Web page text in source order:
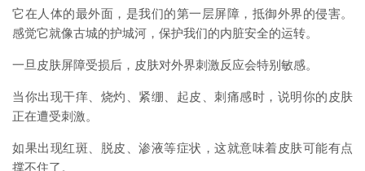
它在人体的最外面，是我们的第一层屏障，抵御外界的侵害。
感觉它就像古城的护城河，保护我们的内脏安全的运转。
一旦皮肤屏障受损后，皮肤对外界刺激反应会特别敏感。
当你出现干痒、烧灼、紧绷、起皮、刺痛感时，说明你的皮肤
正在遭受刺激。
如果出现红斑、脱皮、渗液等症状，这就意味着皮肤可能有点
撑不住了。